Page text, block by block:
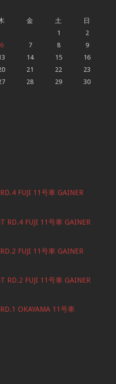
金 土
日
1
2
6 7 8
9
14 15
16
21 22
23
28 29
30
FUJI 11号車 GAINER
RD.4 FUJI 11号車 GAINER
FUJI 11号車 GAINER
RD.2 FUJI 11号車 GAINER
OKAYAMA 11号車